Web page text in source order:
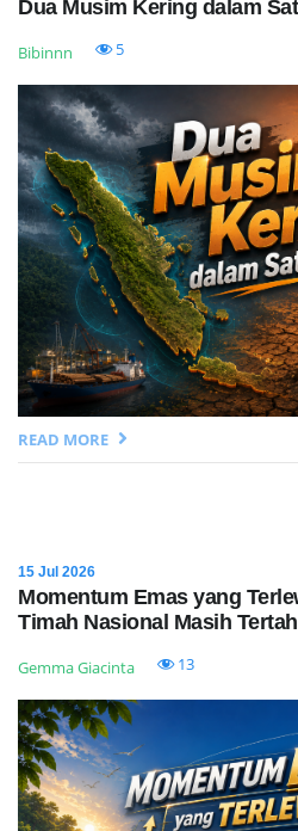
Dua Musim Kering dalam
Bibinnn 5
READ MORE
15 Jul 2026
Momentum Emas yang
Timah Nasional Masih
Gemma Giacinta 13